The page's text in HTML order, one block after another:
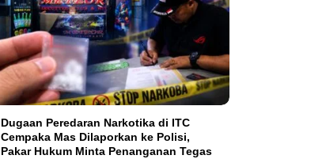
Dugaan Peredaran Narkotika di ITC
Cempaka Mas Dilaporkan ke Polisi,
Pakar Hukum Minta Penanganan Tegas